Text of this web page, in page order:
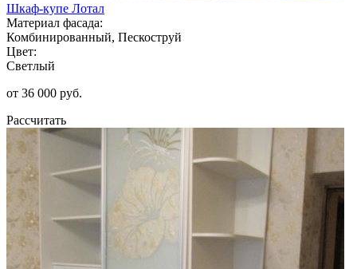
Шкаф-купе Лотал
Материал фасада:
Комбинированный, Пескоструй
Цвет:
Светлый
от 36 000 руб.
Рассчитать